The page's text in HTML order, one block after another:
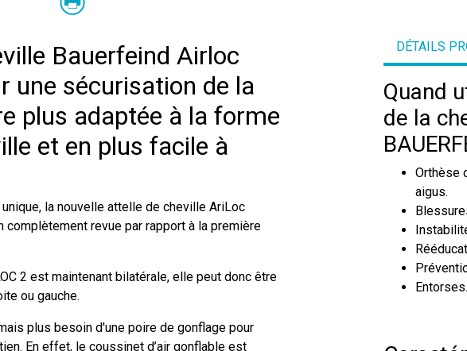
Bauerfeind Airloc
une sécurisation de la
plus adaptée à la forme
et en plus facile à
la nouvelle attelle de cheville AriLoc
complètement revue par rapport à la première
2 est maintenant bilatérale, elle peut donc être
ou gauche.
plus besoin d'une poire de gonflage pour
En effet, le coussinet d’air gonflable est
DÉTAILS
Quand
de la
Orthèse
aigus.
Entorses.